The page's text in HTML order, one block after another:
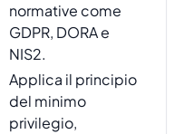
normative come
GDPR, DORA e
NIS2.
Applica il principio
del minimo
privilegio,